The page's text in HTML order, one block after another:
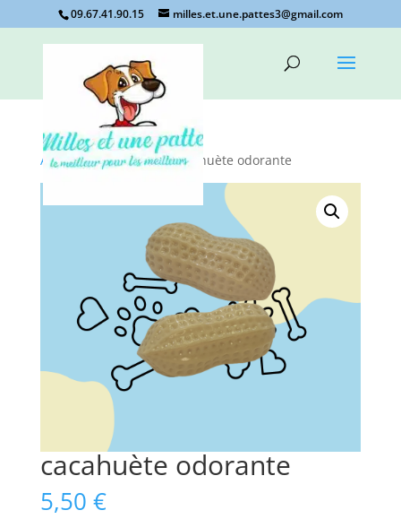
09.67.41.90.15 milles.et.une.pattes3@gmail.com
Accueil/Non classé/ cacahuète odorante
cacahuète odorante
5,50 €